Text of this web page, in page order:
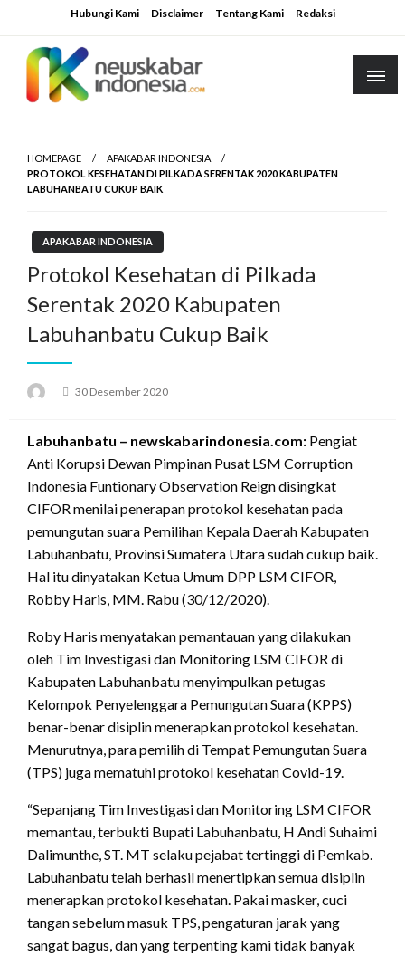
to
content
Hubungi Kami Disclaimer Tentang Kami Redaksi
HOMEPAGE
APAKABAR INDONESIA
PROTOKOL KESEHATAN DI PILKADA SERENTAK 2020 KABUPATEN
LABUHANBATU CUKUP BAIK
APAKABAR INDONESIA
Protokol Kesehatan di Pilkada
Serentak 2020 Kabupaten
Labuhanbatu Cukup Baik
Posted
30 Desember 2020
Labuhanbatu – newskabarindonesia.com: Pengiat
Anti Korupsi Dewan Pimpinan Pusat LSM Corruption
Indonesia Funtionary Observation Reign disingkat
CIFOR menilai penerapan protokol kesehatan pada
pemungutan suara Pemilihan Kepala Daerah Kabupaten
Labuhanbatu, Provinsi Sumatera Utara sudah cukup baik.
Hal itu dinyatakan Ketua Umum DPP LSM CIFOR,
Robby Haris, MM. Rabu (30/12/2020).
Roby Haris menyatakan pemantauan yang dilakukan
oleh Tim Investigasi dan Monitoring LSM CIFOR di
Kabupaten Labuhanbatu menyimpulkan petugas
Kelompok Penyelenggara Pemungutan Suara (KPPS)
benar-benar disiplin menerapkan protokol kesehatan.
Menurutnya, para pemilih di Tempat Pemungutan Suara
(TPS) juga mematuhi protokol kesehatan Covid-19.
“Sepanjang Tim Investigasi dan Monitoring LSM CIFOR
memantau, terbukti Bupati Labuhanbatu, H Andi Suhaimi
Dalimunthe, ST. MT selaku pejabat tertinggi di Pemkab.
Labuhanbatu telah berhasil menertipkan semua disiplin
menerapkan protokol kesehatan. Pakai masker, cuci
tangan sebelum masuk TPS, pengaturan jarak yang
sangat bagus, dan yang terpenting kami tidak banyak